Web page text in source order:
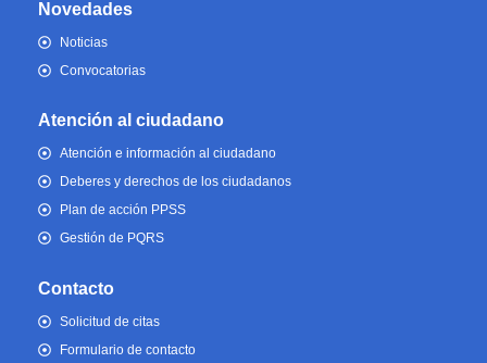
Novedades
Noticias
Convocatorias
Atención al ciudadano
Atención e información al ciudadano
Deberes y derechos de los ciudadanos
Plan de acción PPSS
Gestión de PQRS
Contacto
Solicitud de citas
Formulario de contacto